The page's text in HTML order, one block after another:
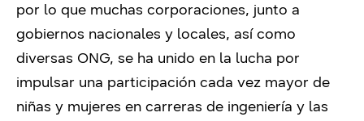
por lo que muchas corporaciones, junto a
gobiernos nacionales y locales, así como
diversas ONG, se ha unido en la lucha por
impulsar una participación cada vez mayor de
niñas y mujeres en carreras de ingeniería y las